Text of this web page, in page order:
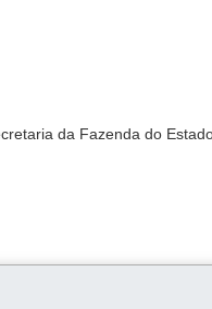
da Fazenda do
- GR-PR.